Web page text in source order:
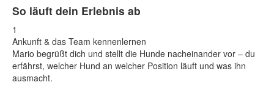
So läuft dein Erlebnis ab
1
Ankunft & das Team kennenlernen
Mario begrüßt dich und stellt die Hunde nacheinander vor – du
erfährst, welcher Hund an welcher Position läuft und was ihn
ausmacht.